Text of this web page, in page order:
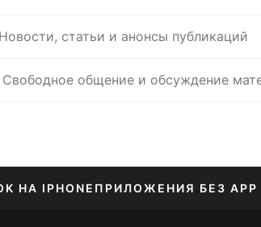
Новости, статьи и анонсы публикаций
Свободное общение и обсуждение
НА IPHONE ПРИЛОЖЕНИЯ БЕЗ APP